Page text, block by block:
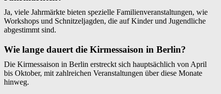
Ja, viele Jahrmärkte bieten spezielle Familienveranstaltungen, wie
Workshops und Schnitzeljagden, die auf Kinder und Jugendliche
abgestimmt sind.
Wie lange dauert die Kirmessaison in Berlin?
Die Kirmessaison in Berlin erstreckt sich hauptsächlich von April
bis Oktober, mit zahlreichen Veranstaltungen über diese Monate
hinweg.